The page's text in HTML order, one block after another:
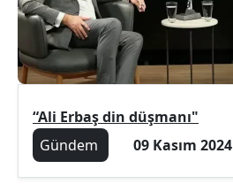
“Ali Erbaş din düşmanı"
Gündem
09 Kasım 2024